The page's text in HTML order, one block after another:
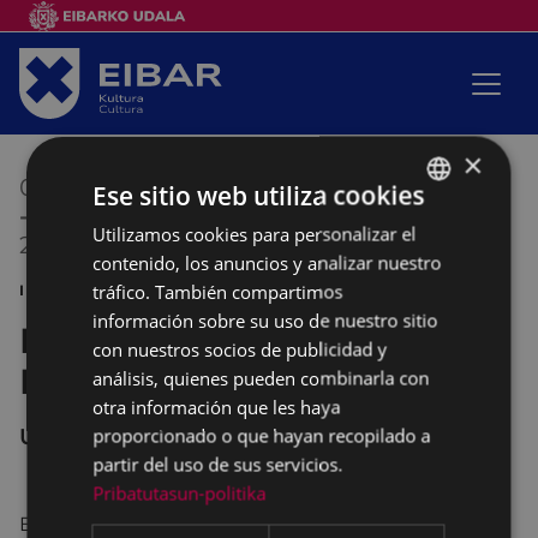
01/09/2018 14:20
-
26/09/201823:55
INSCRIPCIÓN
Plazo de inscripción en el
Euskaltegi Municipal
UDAL EUSKALTEGIA , PORTALEA
El plazo de matrícula en el Euskaltegi municipal
BASQUE
SPANISH
×
Ese sitio web utiliza cookies
Utilizamos cookies para personalizar el
contenido, los anuncios y analizar nuestro
tráfico. También compartimos
información sobre su uso de nuestro sitio
con nuestros socios de publicidad y
análisis, quienes pueden combinarla con
otra información que les haya
proporcionado o que hayan recopilado a
partir del uso de sus servicios.
Pribatutasun-politika